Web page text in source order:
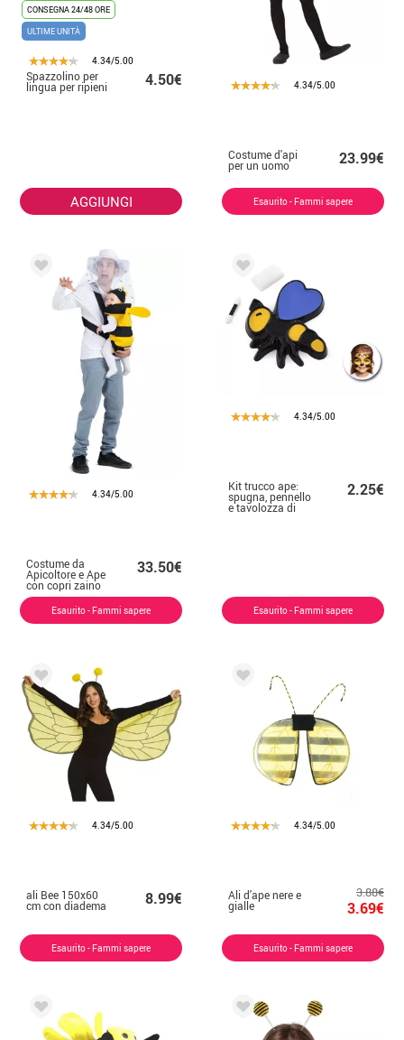
CONSEGNA 24/48 ORE
ULTIME UNITÀ
4.34/5.00
Spazzolino per
lingua per ripieni 4.50€
AGGIUNGI
4.34/5.00
Costume d'api
per un uomo 23.99€
Esaurito - Fammi sapere
4.34/5.00
Costume da
Apicoltore e Ape
con copri zaino
per adulto e
bambino
33.50€
Esaurito - Fammi sapere
4.34/5.00
Kit trucco ape:
spugna, pennello
e tavolozza di
2.25€
Esaurito - Fammi sapere
4.34/5.00
ali Bee 150x60
cm con diadema 8.99€
Esaurito - Fammi sapere
4.34/5.00
Ali d'ape nere e
gialle
3.88€
3.69€
Esaurito - Fammi sapere